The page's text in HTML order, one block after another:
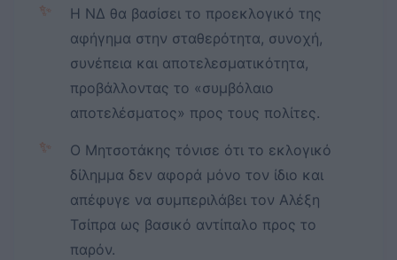
✨
Η ΝΔ θα βασίσει το προεκλογικό της
αφήγημα στην σταθερότητα, συνοχή,
συνέπεια και αποτελεσματικότητα,
προβάλλοντας το «συμβόλαιο
αποτελέσματος» προς τους πολίτες.
✨
Ο Μητσοτάκης τόνισε ότι το εκλογικό
δίλημμα δεν αφορά μόνο τον ίδιο και
απέφυγε να συμπεριλάβει τον Αλέξη
Τσίπρα ως βασικό αντίπαλο προς το
παρόν.